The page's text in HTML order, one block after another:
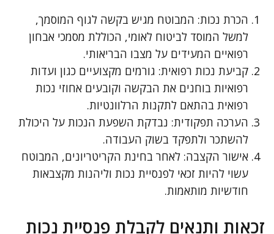
הכרת נכות: המבוטח מגיש בקשה לגוף המוסמך,
למשל המוסד לביטוח לאומי, הכוללת מסמכי אבחון
רפואיים המעידים על מצבו הבריאותי.
קביעת נכות רפואית: גורמים מקצועיים כגון ועדות
רפואיות בוחנים את הבקשה וקובעים אחוזי נכות
רפואית בהתאם לתקנות הרלוונטיות.
הערכה תפקודית: נבדקת השפעת הנכות על היכולת
להשתכר ולתפקד בשוק העבודה.
אישור הקצבה: לאחר בחינת הקריטריונים, המבוטח
עשוי להיות זכאי לפנסיית נכות וליהנות מקצבאות
חודשיות מותאמות.
זכאות ותנאים לקבלת פנסיית נכות